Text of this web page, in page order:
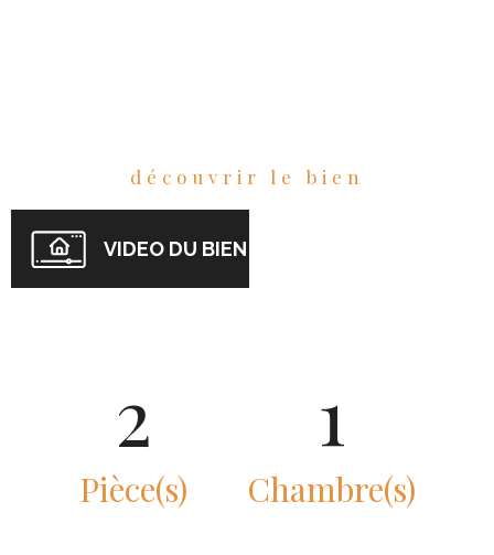
découvrir le bien
VIDEO DU BIEN
2
Pièce(s)
1
Chambre(s)